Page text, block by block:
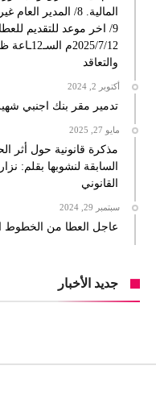
المالية. 8/ المدير
9/ اخر موعد للتقديم
2025/7/
والتعاقد
أكتوبر 2, 2024
تدمير مقر بنك اجنبي
مايو 27, 2025
مذكرة قانونية حول أثر
السابقة لنشوبها بقلم:
القانوني
سبتمبر 29, 2024
عاجل العطا من الخطوط
جديد الأخبار